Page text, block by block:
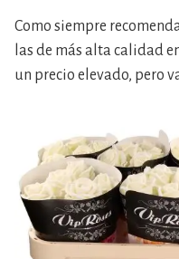
Como siempre
las de más alta calidad
un precio elevado, pero